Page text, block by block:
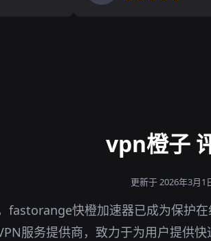
vpn橙子
更新于 2026年3月1
fastorange快橙加速器已成为保护
服务提供商，致力于为用户提供快